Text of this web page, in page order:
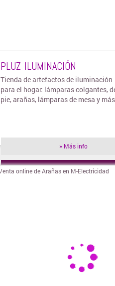
PLUZ ILUMINACIÓN
Tienda de artefactos de iluminación
para el hogar: lámparas colgantes,
pie, arañas, lámparas de mesa y
» Más info
» Visitar tienda